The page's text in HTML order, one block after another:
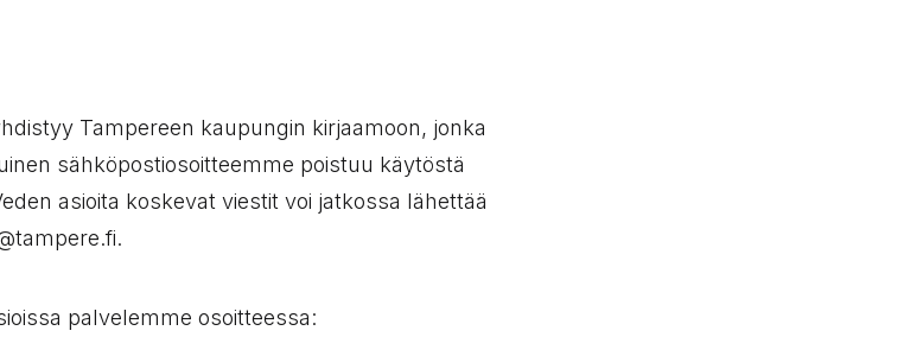
Tampereen kaupungin kirjaamoon, jonka
sähköpostiosoitteemme poistuu käytöstä
asioita koskevat viestit voi jatkossa lähettää
palvelemme osoitteessa: